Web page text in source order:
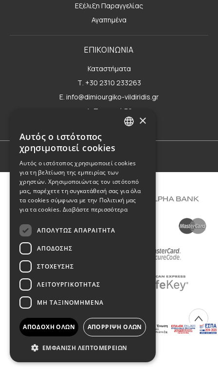
Εξέλιξη Παραγγελίας
Αγαπημένα
ΕΠΙΚΟΙΝΩΝΙΑ
Καταστήματα
Τ. +30 2310 233263
E. info@dimiourgiko-vildiridis.gr
Δ. Τσιμισκή 70
Φόρμα επικοινωνίας
COPYRIGHT © 2026 DIMIOURGIKO VILDIRIDIS
Created with by Darkpony
×
Αυτός ο ιστότοπος
χρησιμοποιεί cookies
Αυτός ο ιστότοπος χρησιμοποιεί cookies
για τη βελτίωση της εμπειρίας των
χρηστών. Χρησιμοποιώντας τον ιστότοπό
μας, παρέχετε τη συγκατάθεσή σας για όλα
τα cookies σύμφωνα με την Πολιτική μας
για τα cookies. Διαβάστε περισσότερα
ΑΠΟΛΎΤΩΣ ΑΠΑΡΑΊΤΗΤΑ
ΑΠΌΔΟΣΗΣ
ΣΤΌΧΕΥΣΗΣ
ΛΕΙΤΟΥΡΓΙΚΌΤΗΤΑΣ
ΜΗ ΤΑΞΙΝΟΜΗΜΈΝΑ
ΑΠΟΔΟΧΉ ΌΛΩΝ ΑΠΌΡΡΙΨΗ ΌΛΩΝ
ΕΜΦΆΝΙΣΗ ΛΕΠΤΟΜΕΡΕΙΏΝ